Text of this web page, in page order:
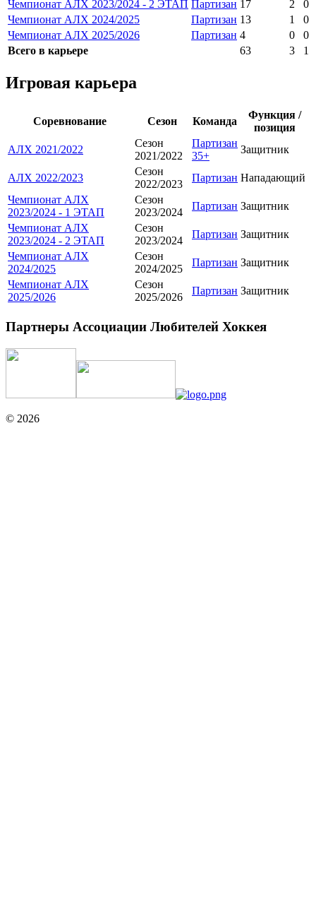
Чемпионат АЛХ 2023/2024 - 2 ЭТАП Партизан 17 2
0
Чемпионат АЛХ 2024/2025
Партизан 13 1
0
Чемпионат АЛХ 2025/2026
Партизан 4 0
0
Всего в карьере
63 3 1
Игровая карьера
Соревнование Сезон Команда
Функция /
позиция
АЛХ 2021/2022
Сезон
2021/2022
Партизан
35+
Защитник
АЛХ 2022/2023
Сезон
2022/2023
Партизан Нападающий
Чемпионат АЛХ
2023/2024 - 1 ЭТАП
Сезон
2023/2024
Партизан Защитник
Чемпионат АЛХ
2023/2024 - 2 ЭТАП
Сезон
2023/2024
Партизан Защитник
Чемпионат АЛХ
2024/2025
Сезон
2024/2025
Партизан Защитник
Чемпионат АЛХ
2025/2026
Сезон
2025/2026
Партизан Защитник
Партнеры Ассоциации Любителей Хоккея
© 2026